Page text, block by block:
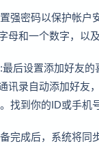
强密码以保护帐户
母和一个数字，以
后设置添加好友的
讯录自动添加好友
找到你的ID或手机号
完成后，系统将同